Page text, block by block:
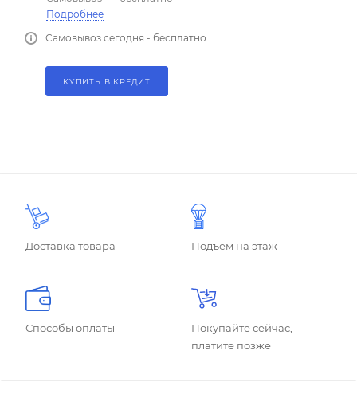
Подробнее
Самовывоз сегодня - бесплатно
КУПИТЬ В КРЕДИТ
Доставка товара Подъем на этаж
Способы оплаты
Покупайте сейчас,
платите позже